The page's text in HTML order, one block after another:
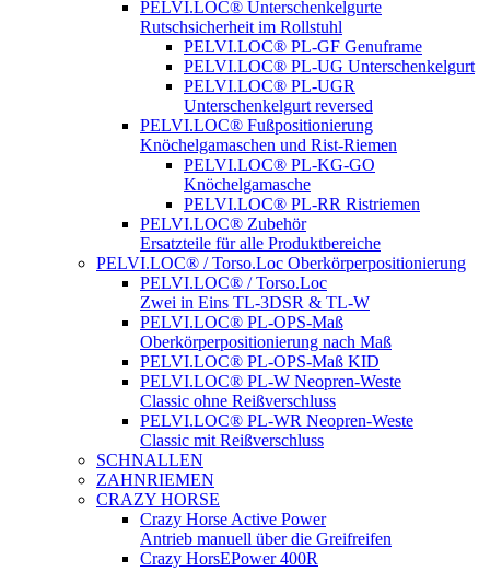
PELVI.LOC® Unterschenkelgurte
Rutschsicherheit im Rollstuhl
PELVI.LOC® PL-GF Genuframe
PELVI.LOC® PL-UG Unterschenkelgurt
PELVI.LOC® PL-UGR
Unterschenkelgurt reversed
PELVI.LOC® Fußpositionierung
Knöchelgamaschen und Rist-Riemen
PELVI.LOC® PL-KG-GO
Knöchelgamasche
PELVI.LOC® PL-RR Ristriemen
PELVI.LOC® Zubehör
Ersatzteile für alle Produktbereiche
PELVI.LOC® / Torso.Loc Oberkörperpositionierung
PELVI.LOC® / Torso.Loc
Zwei in Eins TL-3DSR & TL-W
PELVI.LOC® PL-OPS-Maß
Oberkörperpositionierung nach Maß
PELVI.LOC® PL-OPS-Maß KID
PELVI.LOC® PL-W Neopren-Weste
Classic ohne Reißverschluss
PELVI.LOC® PL-WR Neopren-Weste
Classic mit Reißverschluss
SCHNALLEN
ZAHNRIEMEN
CRAZY HORSE
Crazy Horse Active Power
Antrieb manuell über die Greifreifen
Crazy HorsEPower 400R